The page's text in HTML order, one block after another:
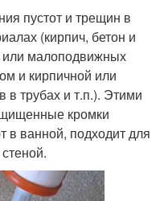
пустот и трещин в
(кирпич, бетон и
малоподвижных
и кирпичной или
в трубах и т.п.). Этими
кромки
в ванной, подходит для